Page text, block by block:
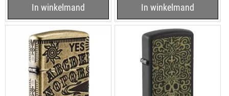
In winkelmand
drievoudige...
In winkelmand